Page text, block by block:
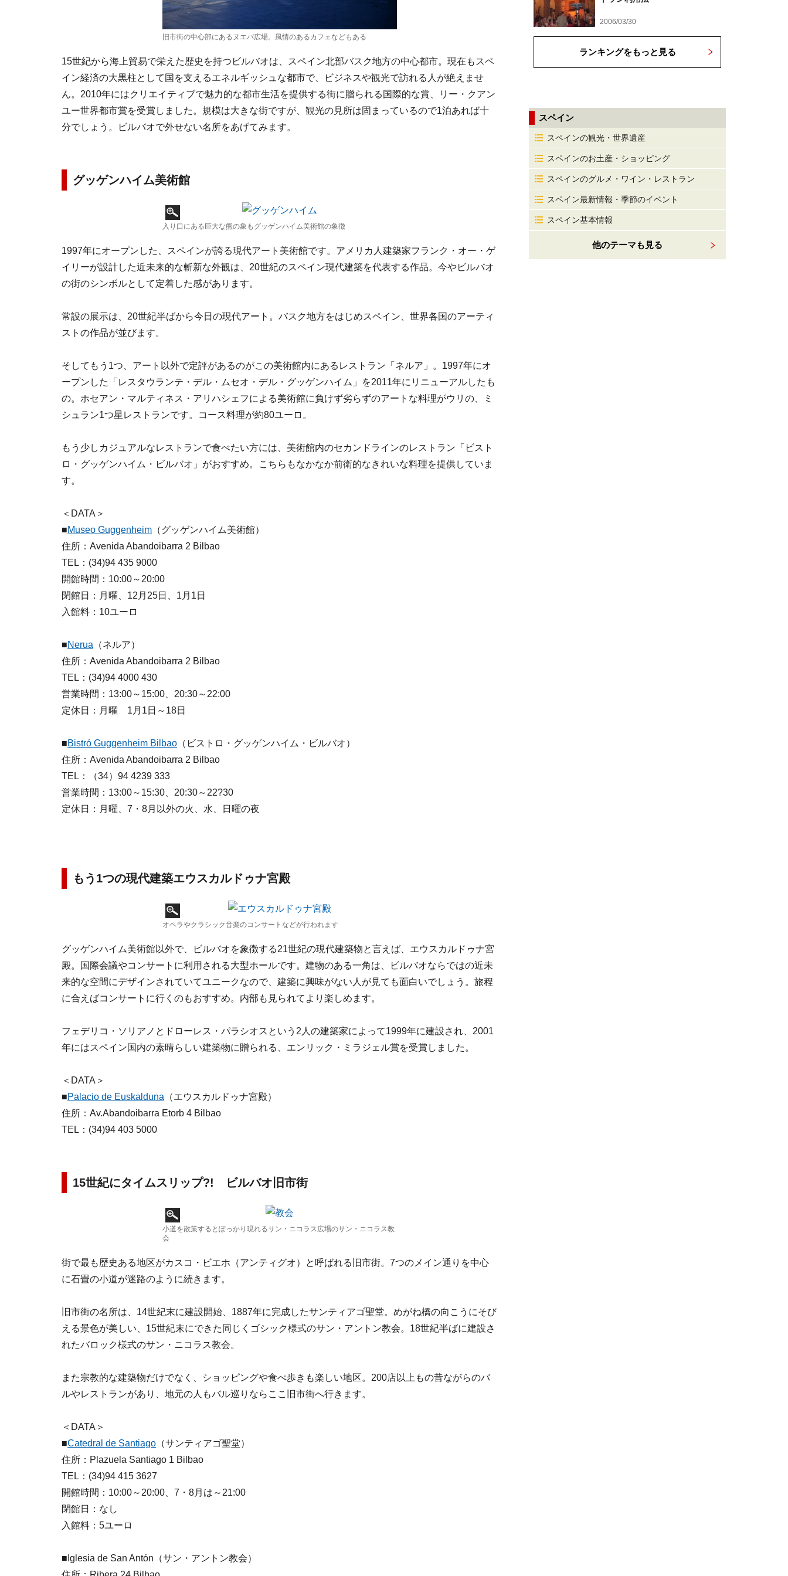
旧市街の中心部にあるヌエバ広場。風情のあるカフェなどもある
15世紀から海上貿易で栄えた歴史を持つビルバオは、スペイン北部バスク地方の中心都市。現在もスペ
イン経済の大黒柱として国を支えるエネルギッシュな都市で、ビジネスや観光で訪れる人が絶えませ
ん。2010年にはクリエイティブで魅力的な都市生活を提供する街に贈られる国際的な賞、リー・クアン
ユー世界都市賞を受賞しました。規模は大きな街ですが、観光の見所は固まっているので1泊あれば十
分でしょう。ビルバオで外せない名所をあげてみます。
グッゲンハイム美術館
入り口にある巨大な熊の象もグッゲンハイム美術館の象徴
1997年にオープンした、スペインが誇る現代アート美術館です。アメリカ人建築家フランク・オー・ゲ
イリーが設計した近未来的な斬新な外観は、20世紀のスペイン現代建築を代表する作品。今やビルバオ
の街のシンボルとして定着した感があります。
常設の展示は、20世紀半ばから今日の現代アート。バスク地方をはじめスペイン、世界各国のアーティ
ストの作品が並びます。
そしてもう1つ、アート以外で定評があるのがこの美術館内にあるレストラン「ネルア」。1997年にオ
ープンした「レスタウランテ・デル・ムセオ・デル・グッゲンハイム」を2011年にリニューアルしたも
の。ホセアン・マルティネス・アリハシェフによる美術館に負けず劣らずのアートな料理がウリの、ミ
シュラン1つ星レストランです。コース料理が約80ユーロ。
もう少しカジュアルなレストランで食べたい方には、美術館内のセカンドラインのレストラン「ビスト
ロ・グッゲンハイム・ビルバオ」がおすすめ。こちらもなかなか前衛的なきれいな料理を提供していま
す。
＜DATA＞
■Museo Guggenheim （グッゲンハイム美術館）
住所：Avenida Abandoibarra 2 Bilbao
TEL：(34)94 435 9000
開館時間：10:00～20:00
閉館日：月曜、12月25日、1月1日
入館料：10ユーロ
■Nerua （ネルア）
住所：Avenida Abandoibarra 2 Bilbao
TEL：(34)94 4000 430
営業時間：13:00～15:00、20:30～22:00
定休日：月曜 1月1日～18日
■Bistró Guggenheim Bilbao （ビストロ・グッゲンハイム・ビルバオ）
住所：Avenida Abandoibarra 2 Bilbao
TEL：（34）94 4239 333
営業時間：13:00～15:30、20:30～22?30
定休日：月曜、7・8月以外の火、水、日曜の夜
もう1つの現代建築エウスカルドゥナ宮殿
オペラやクラシック音楽のコンサートなどが行われます
グッゲンハイム美術館以外で、ビルバオを象徴する21世紀の現代建築物と言えば、エウスカルドゥナ宮
殿。国際会議やコンサートに利用される大型ホールです。建物のある一角は、ビルバオならではの近未
来的な空間にデザインされていてユニークなので、建築に興味がない人が見ても面白いでしょう。旅程
に合えばコンサートに行くのもおすすめ。内部も見られてより楽しめます。
フェデリコ・ソリアノとドローレス・パラシオスという2人の建築家によって1999年に建設され、2001
年にはスペイン国内の素晴らしい建築物に贈られる、エンリック・ミラジェル賞を受賞しました。
＜DATA＞
■Palacio de Euskalduna （エウスカルドゥナ宮殿）
住所：Av.Abandoibarra Etorb 4 Bilbao
TEL：(34)94 403 5000
15世紀にタイムスリップ?! ビルバオ旧市街
小道を散策するとぽっかり現れるサン・ニコラス広場のサン・ニコラス教
会
街で最も歴史ある地区がカスコ・ビエホ（アンティグオ）と呼ばれる旧市街。7つのメイン通りを中心
に石畳の小道が迷路のように続きます。
旧市街の名所は、14世紀末に建設開始、1887年に完成したサンティアゴ聖堂。めがね橋の向こうにそび
える景色が美しい、15世紀末にできた同じくゴシック様式のサン・アントン教会。18世紀半ばに建設さ
れたバロック様式のサン・ニコラス教会。
また宗教的な建築物だけでなく、ショッピングや食べ歩きも楽しい地区。200店以上もの昔ながらのバ
ルやレストランがあり、地元の人もバル巡りならここ旧市街へ行きます。
＜DATA＞
■Catedral de Santiago （サンティアゴ聖堂）
住所：Plazuela Santiago 1 Bilbao
TEL：(34)94 415 3627
開館時間：10:00～20:00、7・8月は～21:00
閉館日：なし
入館料：5ユーロ
■Iglesia de San Antón（サン・アントン教会）
2006/03/30
ランキングをもっと見る
スペイン
スペインの観光・世界遺産
スペインのお土産・ショッピング
スペインのグルメ・ワイン・レストラン
スペイン最新情報・季節のイベント
スペイン基本情報
他のテーマも見る